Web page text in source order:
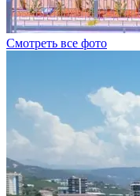
Смотреть все фото